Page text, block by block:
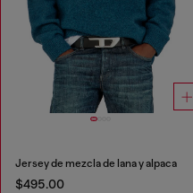
Jersey de mezcla de lana y alpaca
$495.00